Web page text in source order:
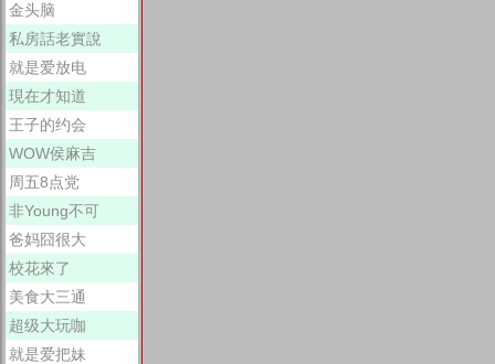
金头脑
私房話老實說
就是爱放电
現在才知道
王子的约会
WOW侯麻吉
周五8点党
非Young不可
爸妈囧很大
校花來了
美食大三通
超级大玩咖
就是爱把妹